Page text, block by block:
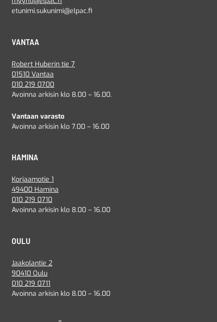
etunimi.sukunimi@elpac.fi
VANTAA
Robert Huberin tie 7
01510 Vantaa
010 219 0700
Avoinna arkisin klo 8.00 – 16.00.
Vantaan varasto
Avoinna arkisin klo 7.00 – 16.00
HAMINA
Korjaamotie 1
49400 Hamina
010 219 0710
Avoinna arkisin klo 8.00 – 16.00
OULU
Jaakolantie 2
90410 Oulu
010 219 0711
Avoinna arkisin klo 8.00 – 16.00